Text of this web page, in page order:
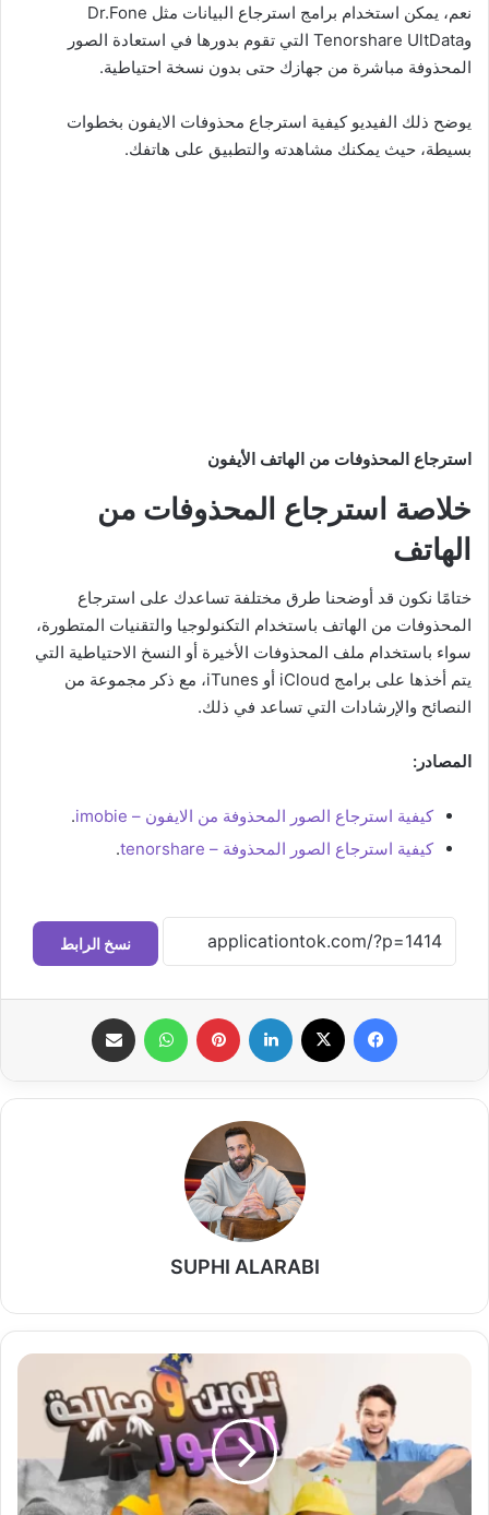
نعم، يمكن استخدام برامج استرجاع البيانات مثل Dr.Fone
وTenorshare UltData التي تقوم بدورها في استعادة الصور
المحذوفة مباشرة من جهازك حتى بدون نسخة احتياطية.
يوضح ذلك الفيديو كيفية استرجاع محذوفات الايفون بخطوات
بسيطة، حيث يمكنك مشاهدته والتطبيق على هاتفك.
استرجاع المحذوفات من الهاتف الأيفون
خلاصة استرجاع المحذوفات من
الهاتف
ختامًا نكون قد أوضحنا طرق مختلفة تساعدك على استرجاع
المحذوفات من الهاتف باستخدام التكنولوجيا والتقنيات المتطورة،
سواء باستخدام ملف المحذوفات الأخيرة أو النسخ الاحتياطية التي
يتم أخذها على برامج iCloud أو iTunes، مع ذكر مجموعة من
النصائح والإرشادات التي تساعد في ذلك.
المصادر:
كيفية استرجاع الصور المحذوفة من الايفون – imobie
.
كيفية استرجاع الصور المحذوفة – tenorshare
.
نسخ الرابط
فيسبوك لينكدإن بينتيريست واتساب
SUPHI ALARABI
الصور
مجانا